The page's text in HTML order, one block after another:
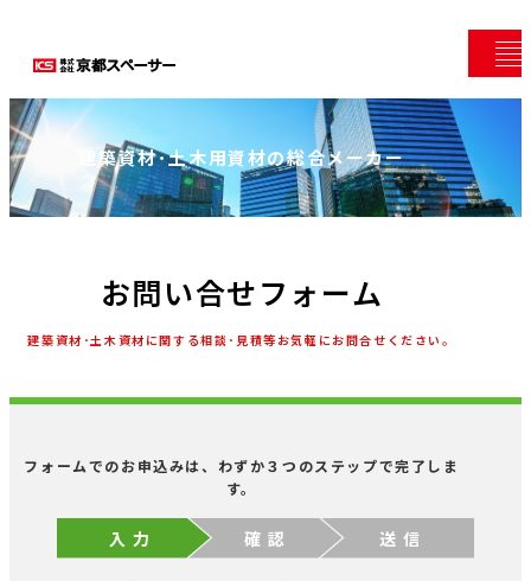
建築資材･土木用資材の総合メーカー
お問い合せフォーム
建築資材･土木資材に関する相談･見積等お気軽にお問合せください。
フォームでのお申込みは、わずか３つのステップで完了しま
す。
入 力 確 認 送 信